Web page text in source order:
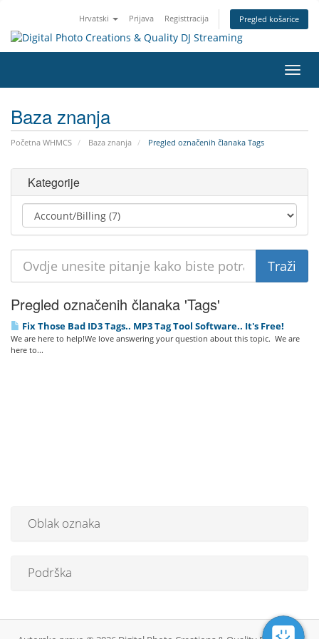
Hrvatski Prijava Registtracija Pregled košarice
Baza znanja
Početna WHMCS Baza znanja Pregled označenih članaka Tags
Kategorije
Pregled označenih članaka 'Tags'
Fix Those Bad ID3 Tags.. MP3 Tag Tool Software.. It's Free!
We are here to help!We love answering your question about this topic. We are
here to...
Oblak oznaka
Podrška